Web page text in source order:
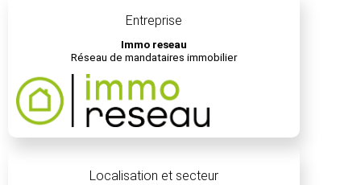
Entreprise
Immo reseau
Réseau de mandataires immobilier
Localisation et secteur